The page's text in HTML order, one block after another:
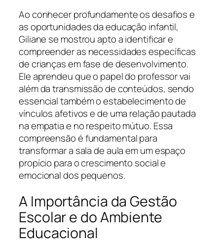
Ao conhecer profundamente os desafios e
as oportunidades da educação infantil,
Giliane se mostrou apto a identificar e
compreender as necessidades específicas
de crianças em fase de desenvolvimento.
Ele aprendeu que o papel do professor vai
além da transmissão de conteúdos, sendo
essencial também o estabelecimento de
vínculos afetivos e de uma relação pautada
na empatia e no respeito mútuo. Essa
compreensão é fundamental para
transformar a sala de aula em um espaço
propício para o crescimento social e
emocional dos pequenos.
A Importância da Gestão
Escolar e do Ambiente
Educacional